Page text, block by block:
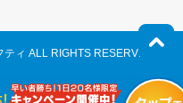
ィ ALL RIGHTS RESERVED.